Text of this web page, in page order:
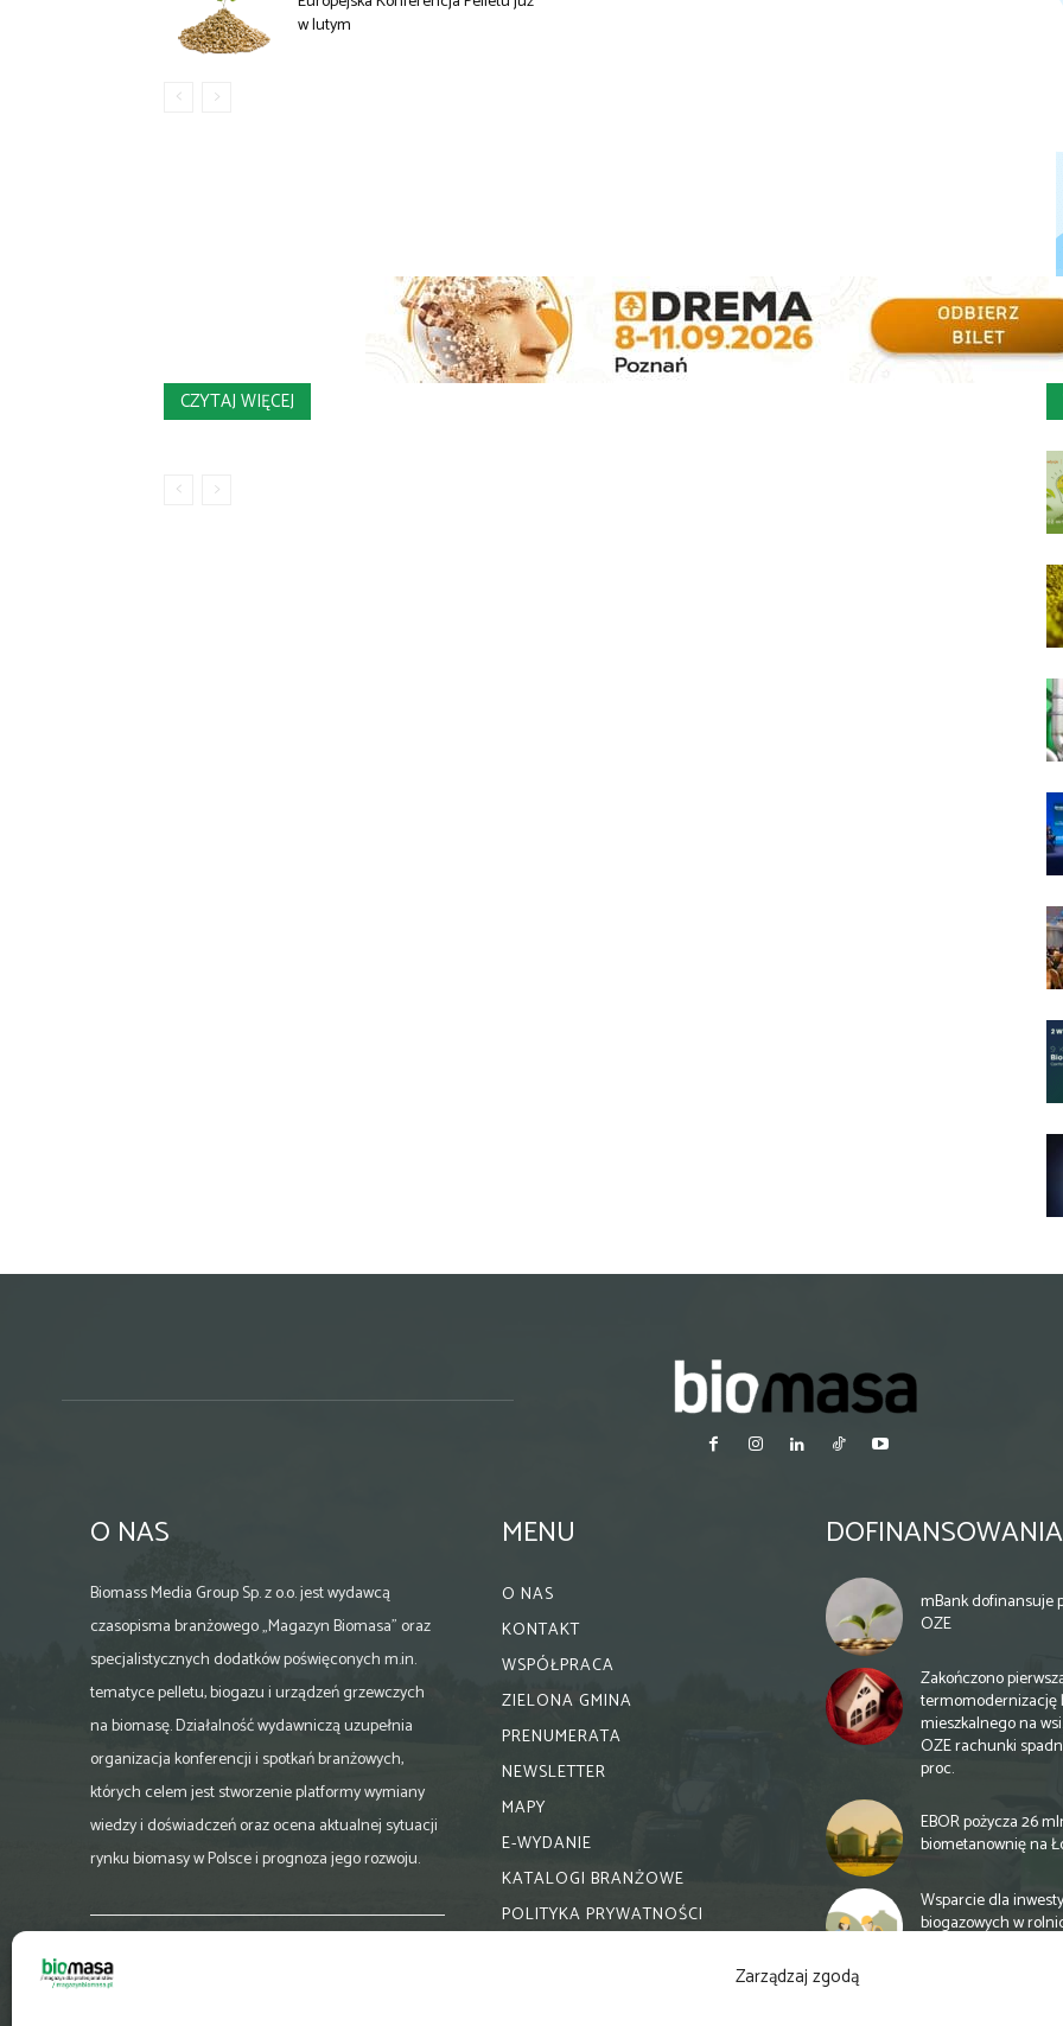
Zarządzaj zgodą
w lutym
CZYTAJ WIĘCEJ
O NAS
Biomass Media Group Sp. z o.o. jest wydawcą
czasopisma branżowego „Magazyn Biomasa” oraz
specjalistycznych dodatków poświęconych m.in.
tematyce pelletu, biogazu i urządzeń grzewczych
na biomasę. Działalność wydawniczą uzupełnia
organizacja konferencji i spotkań branżowych,
których celem jest stworzenie platformy wymiany
wiedzy i doświadczeń oraz ocena aktualnej sytuacji
rynku biomasy w Polsce i prognoza jego rozwoju.
biuro@magazynbiomasa.pl
MENU
O NAS
KONTAKT
WSPÓŁPRACA
ZIELONA GMINA
PRENUMERATA
NEWSLETTER
MAPY
E-WYDANIE
KATALOGI BRANŻOWE
POLITYKA PRYWATNOŚCI
DOFINANSOWANIA
mBank dofinansuje
OZE
Zakończono
termomodernizację
mieszkalnego na
OZE rachunki
proc.
EBOR pożycza 26
biometanownię na
Wsparcie dla
biogazowych w